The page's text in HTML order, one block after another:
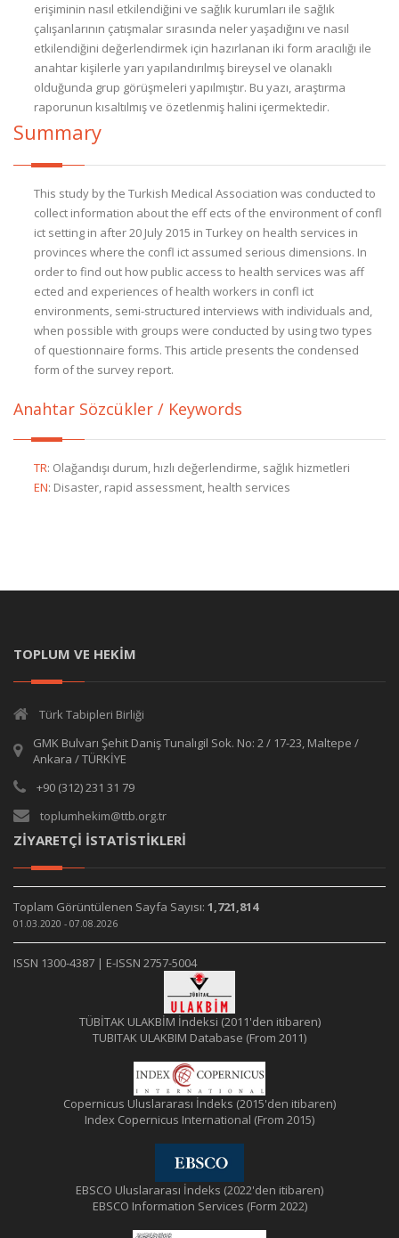
erişiminin nasıl etkilendiğini ve sağlık kurumları ile sağlık
çalışanlarının çatışmalar sırasında neler yaşadığını ve nasıl
etkilendiğini değerlendirmek için hazırlanan iki form aracılığı ile
anahtar kişilerle yarı yapılandırılmış bireysel ve olanaklı
olduğunda grup görüşmeleri yapılmıştır. Bu yazı, araştırma
raporunun kısaltılmış ve özetlenmiş halini içermektedir.
Summary
This study by the Turkish Medical Association was conducted to
collect information about the eff ects of the environment of confl
ict setting in after 20 July 2015 in Turkey on health services in
provinces where the confl ict assumed serious dimensions. In
order to find out how public access to health services was aff
ected and experiences of health workers in confl ict
environments, semi-structured interviews with individuals and,
when possible with groups were conducted by using two types
of questionnaire forms. This article presents the condensed
form of the survey report.
Anahtar Sözcükler / Keywords
TR: Olağandışı durum, hızlı değerlendirme, sağlık hizmetleri
EN: Disaster, rapid assessment, health services
TOPLUM VE HEKİM
Türk Tabipleri Birliği
GMK Bulvarı Şehit Daniş Tunalıgil Sok. No: 2 / 17-23, Maltepe /
Ankara / TÜRKİYE
+90 (312) 231 31 79
toplumhekim@ttb.org.tr
ZİYARETÇİ İSTATİSTİKLERİ
Toplam Görüntülenen Sayfa Sayısı: 1,721,814
01.03.2020 - 07.08.2026
ISSN 1300-4387 | E-ISSN 2757-5004
TÜBİTAK ULAKBİM İndeksi (2011'den itibaren)
TUBITAK ULAKBIM Database (From 2011)
Copernicus Uluslararası İndeks (2015'den itibaren)
Index Copernicus International (From 2015)
EBSCO Uluslararası İndeks (2022'den itibaren)
EBSCO Information Services (Form 2022)